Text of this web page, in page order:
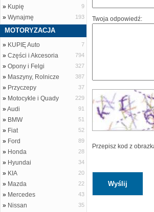
» Kupię 9
» Wynajmę 193
MOTORYZACJA
» KUPIĘ Auto 7
» Części i Akcesoria 794
» Opony i Felgi 327
» Maszyny, Rolnicze 387
» Przyczepy 37
» Motocykle i Quady 229
»Audi 91
» BMW 51
» Fiat 52
» Ford 89
» Honda 28
» Hyundai 34
» KIA 20
» Mazda 22
» Mercedes 43
» Nissan 35
Twoja odpowiedź:
Przepisz kod z